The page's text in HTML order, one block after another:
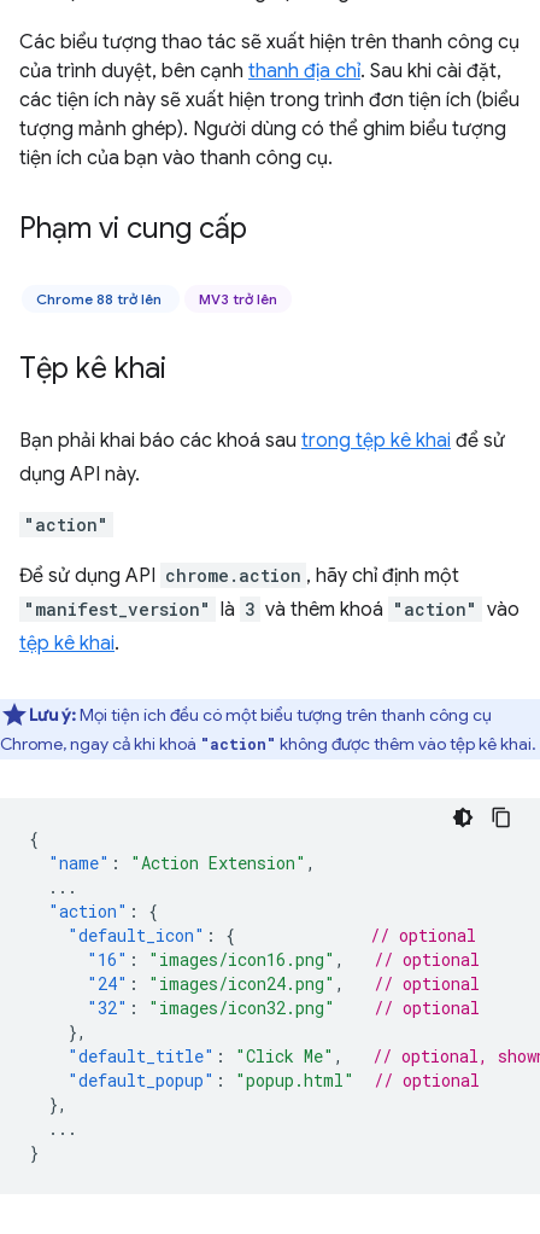
Các biểu tượng thao tác sẽ xuất hiện trên thanh công cụ
của trình duyệt, bên cạnh thanh địa chỉ. Sau khi cài đặt,
các tiện ích này sẽ xuất hiện trong trình đơn tiện ích (biểu
tượng mảnh ghép). Người dùng có thể ghim biểu tượng
tiện ích của bạn vào thanh công cụ.
Phạm vi cung cấp
Chrome 88 trở lên MV3 trở lên
Tệp kê khai
Bạn phải khai báo các khoá sau trong tệp kê khai để sử
dụng API này.
"action"
Để sử dụng API chrome.action , hãy chỉ định một
"manifest_version" là 3 và thêm khoá "action" vào
tệp kê khai.
Lưu ý:Mọi tiện ích đều có một biểu tượng trên thanh công cụ
Chrome, ngay cả khi khoá "action" không được thêm vào tệp kê khai.
{
"name" : "Action Extension" ,
...
"action" :
{
"default_icon" : {
// optional
"16" : "images/icon16.png" ,
// optional
"24" : "images/icon24.png" ,
// optional
"32" : "images/icon32.png"
// optional
},
"default_title" : "Click Me" ,
// optional,
"default_popup" : "popup.html"
// optional
},
...
}